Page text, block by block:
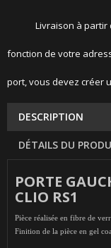
Livraison à partir
fonction de votre
port, vous devez créer
DESCRIPTION
DÉTAILS DU
PORTE
CLIO RS1
Pièce réalisée en fibre de
Finition de la pièce en gel